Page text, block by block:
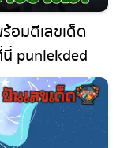
อมตีเลขเด็ด
punlekded